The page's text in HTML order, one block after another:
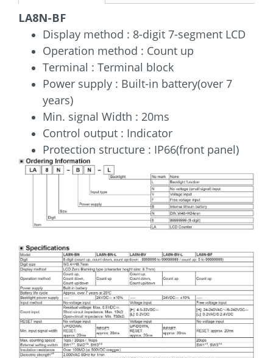
LA8N-BF
Display method : 8-digit 7-segment LCD
Operation method : Count up
Terminal : Terminal block
Power supply : Built-in battery(over 7
years)
Min. signal Width : 20ms
Control output : Indicator
Protection structure : IP66(front panel)